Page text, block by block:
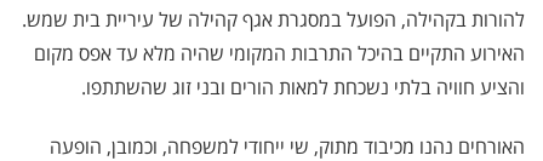
להורות בקהילה, הפועל במסגרת אגף קהילה של עיריית בית שמש.
האירוע התקיים בהיכל התרבות המקומי שהיה מלא עד אפס מקום
והציע חוויה בלתי נשכחת למאות הורים ובני זוג שהשתתפו.
האורחים נהנו מכיבוד מתוק, שי ייחודי למשפחה, וכמובן, הופעה